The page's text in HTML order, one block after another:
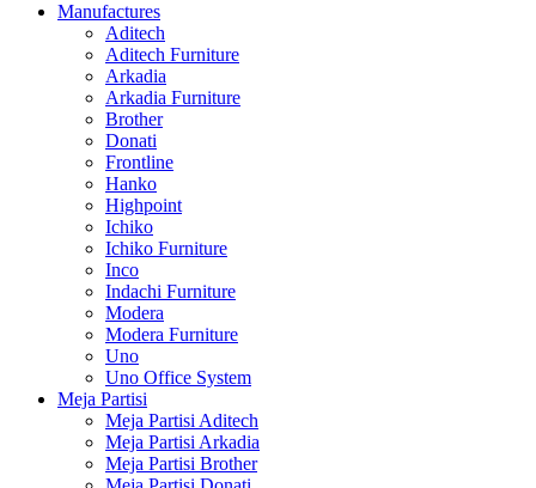
Manufactures
Aditech
Aditech Furniture
Arkadia
Arkadia Furniture
Brother
Donati
Frontline
Hanko
Highpoint
Ichiko
Ichiko Furniture
Inco
Indachi Furniture
Modera
Modera Furniture
Uno
Uno Office System
Meja Partisi
Meja Partisi Aditech
Meja Partisi Arkadia
Meja Partisi Brother